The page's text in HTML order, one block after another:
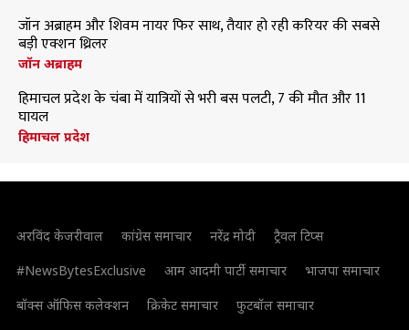
जॉन अब्राहम और शिवम नायर फिर साथ, तैयार हो रही करियर की सबसे
बड़ी एक्शन थ्रिलर
जॉन अब्राहम
हिमाचल प्रदेश के चंबा में यात्रियों से भरी बस पलटी, 7 की मौत और 11
घायल
हिमाचल प्रदेश
अरविंद केजरीवाल कांग्रेस समाचार नरेंद्र मोदी
ट्रैवल टिप्स
#NewsBytesExclusive
आम आदमी पार्टी समाचार
भाजपा समाचार
बॉक्स ऑफिस कलेक्शन
क्रिकेट समाचार फुटबॉल समाचार